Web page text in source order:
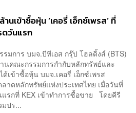
นเข้าซื้อหุ้น ‘เคอรี่ เอ็กซ์เพรส’ ที่
ดวันแรก
มการ บมจ.บีทีเอส กรุ๊ป โฮลดิ้งส์ (BTS)
นคณะกรรมการกำกับหลักทรัพย์และ
เข้าซื้อหุ้น บมจ.เคอรี่ เอ็กซ์เพรส
าดหลักทรัพย์แห่งประเทศไทย เมื่อวันที่
รกที่ KEX เข้าทำการซื้อขาย โดยคีรี
มปร...